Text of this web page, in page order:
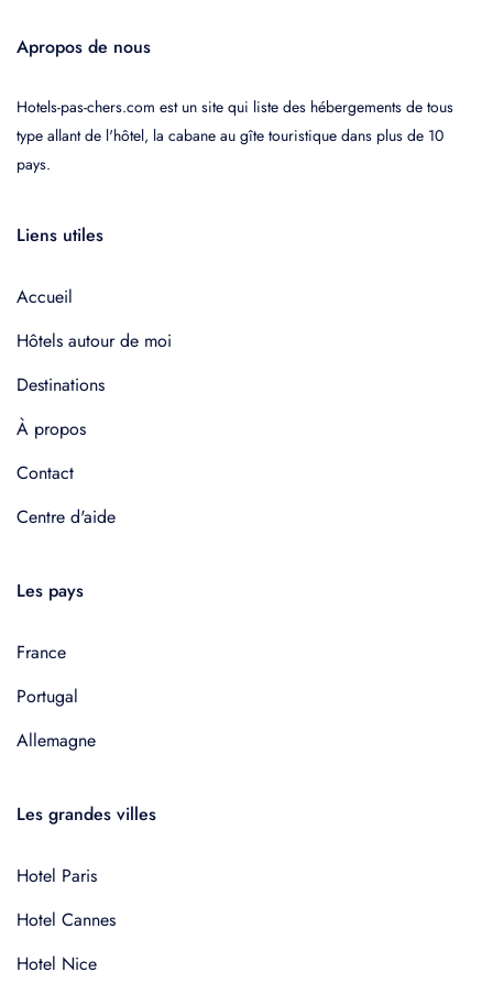
Apropos de nous
Hotels-pas-chers.com est un site qui liste des hébergements de tous
type allant de l'hôtel, la cabane au gîte touristique dans plus de 10
pays.
Liens utiles
Accueil
Hôtels autour de moi
Destinations
À propos
Contact
Centre d'aide
Les pays
France
Portugal
Allemagne
Les grandes villes
Hotel Paris
Hotel Cannes
Hotel Nice